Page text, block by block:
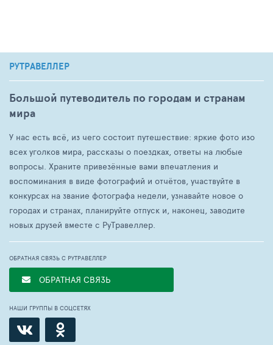
РУТРАВЕЛЛЕР
Большой путеводитель по городам и странам
мира
У нас есть всё, из чего состоит путешествие: яркие фото изо
всех уголков мира, рассказы о поездках, ответы на любые
вопросы. Храните привезённые вами впечатления и
воспоминания в виде фотографий и отчётов, участвуйте в
конкурсах на звание фотографа недели, узнавайте новое о
городах и странах, планируйте отпуск и, наконец, заводите
новых друзей вместе с РуТравеллер.
ОБРАТНАЯ СВЯЗЬ С РУТРАВЕЛЛЕР
ОБРАТНАЯ СВЯЗЬ
НАШИ ГРУППЫ В СОЦСЕТЯХ